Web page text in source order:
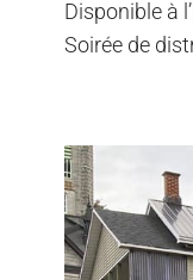
Disponible à
Soirée de